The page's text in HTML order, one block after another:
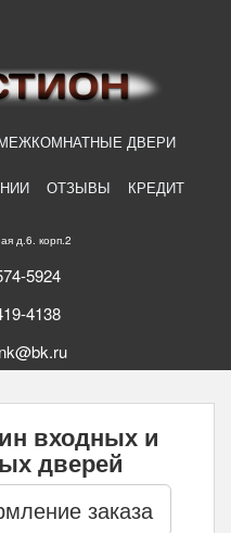
ДВЕРИ
ОТЗЫВЫ КРЕДИТ
д.6. корп.2
5924
4138
входных и
дверей
заказа